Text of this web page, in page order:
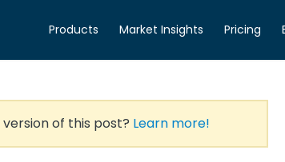
Products Market Insights Pricing
version of this post? Learn more!